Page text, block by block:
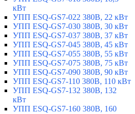
кВт
УПП ESQ-GS7-022 380В, 22 кВт
УПП ESQ-GS7-030 380В, 30 кВт
УПП ESQ-GS7-037 380В, 37 кВт
УПП ESQ-GS7-045 380В, 45 кВт
УПП ESQ-GS7-055 380В, 55 кВт
УПП ESQ-GS7-075 380В, 75 кВт
УПП ESQ-GS7-090 380В, 90 кВт
УПП ESQ-GS7-110 380В, 110 кВт
УПП ESQ-GS7-132 380В, 132
кВт
УПП ESQ-GS7-160 380В, 160